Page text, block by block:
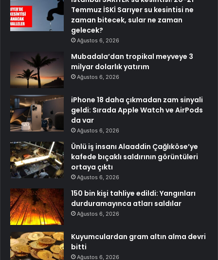
Temmuz İSKİ Sarıyer su kesintisi ne
zaman bitecek, sular ne zaman
gelecek?
Ağustos 6, 2026
Mubadala’dan tropikal meyveye 3
milyar dolarlık yatırım
Ağustos 6, 2026
iPhone 18 daha çıkmadan zam sinyali
geldi: Sırada Apple Watch ve AirPods
da var
Ağustos 6, 2026
Ünlü iş insanı Alaaddin Çağlıköse’ye
kafede bıçaklı saldırının görüntüleri
ortaya çıktı
Ağustos 6, 2026
150 bin kişi tahliye edildi: Yangınları
durduramayınca atları saldılar
Ağustos 6, 2026
Kuyumculardan gram altın alma devri
bitti
Ağustos 6, 2026